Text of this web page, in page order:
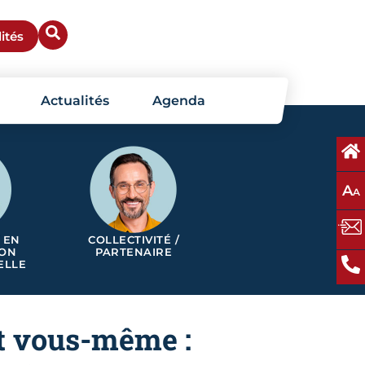
Actualités Agenda
AA
COLLECTIVITÉ /
PARTENAIRE
même :